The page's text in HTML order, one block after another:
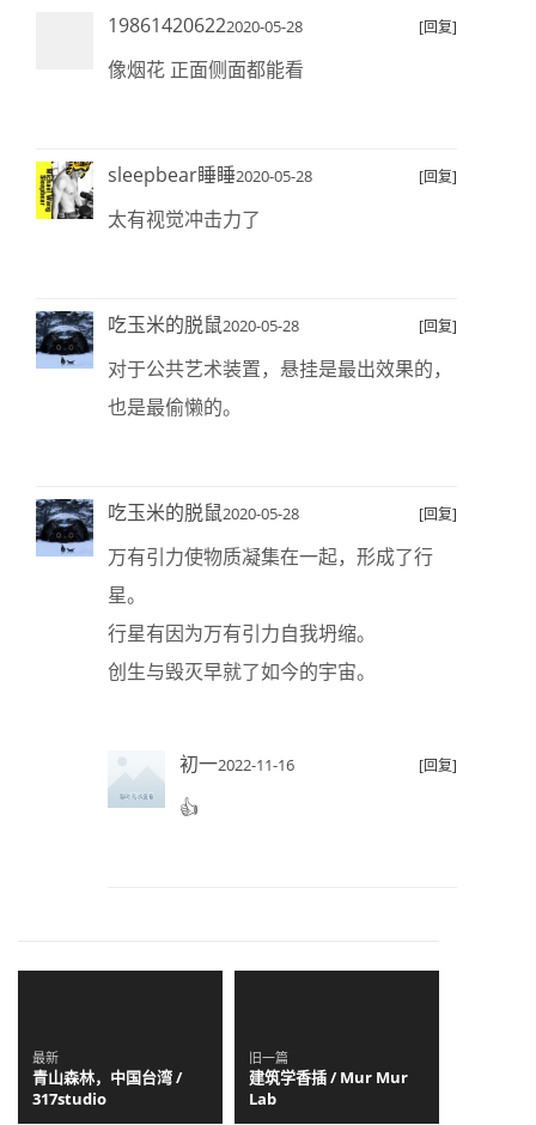
198614206222020-05-28 [回复]
像烟花 正面侧面都能看
sleepbear睡睡2020-05-28 [回复]
太有视觉冲击力了
吃玉米的脱鼠2020-05-28 [回复]
对于公共艺术装置，悬挂是最出效果的，
也是最偷懒的。
吃玉米的脱鼠2020-05-28 [回复]
万有引力使物质凝集在一起，形成了行
星。
行星有因为万有引力自我坍缩。
创生与毁灭早就了如今的宇宙。
初一2022-11-16 [回复]
👍
最新
青山森林，中国台湾 /
317studio
旧一篇
建筑学香插 / Mur Mur
Lab